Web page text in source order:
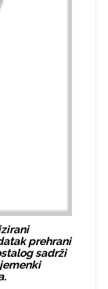
prehrani
sadrži